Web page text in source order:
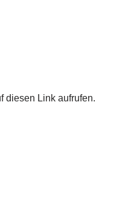
diesen Link aufrufen.